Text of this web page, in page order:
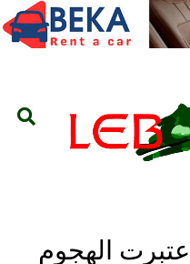
الهجوم